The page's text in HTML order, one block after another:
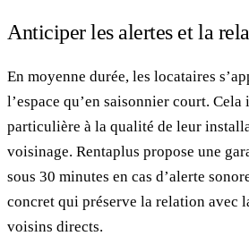
Anticiper les alertes et la
En moyenne durée, les locataires
l’espace qu’en saisonnier court.
particulière à la qualité de leur
voisinage. Rentaplus propose une
sous 30 minutes en cas d’alerte
concret qui préserve la relation avec
voisins directs.